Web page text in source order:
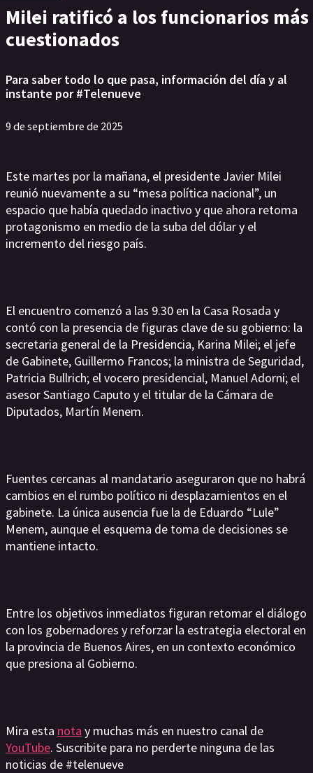
Milei ratificó a los funcionarios más
cuestionados
Para saber todo lo que pasa, información del día y al
instante por #Telenueve
9 de septiembre de 2025
Este martes por la mañana, el presidente Javier Milei
reunió nuevamente a su “mesa política nacional”, un
espacio que había quedado inactivo y que ahora retoma
protagonismo en medio de la suba del dólar y el
incremento del riesgo país.
El encuentro comenzó a las 9.30 en la Casa Rosada y
contó con la presencia de figuras clave de su gobierno: la
secretaria general de la Presidencia, Karina Milei; el jefe
de Gabinete, Guillermo Francos; la ministra de Seguridad,
Patricia Bullrich; el vocero presidencial, Manuel Adorni; el
asesor Santiago Caputo y el titular de la Cámara de
Diputados, Martín Menem.
Fuentes cercanas al mandatario aseguraron que no habrá
cambios en el rumbo político ni desplazamientos en el
gabinete. La única ausencia fue la de Eduardo “Lule”
Menem, aunque el esquema de toma de decisiones se
mantiene intacto.
Entre los objetivos inmediatos figuran retomar el diálogo
con los gobernadores y reforzar la estrategia electoral en
la provincia de Buenos Aires, en un contexto económico
que presiona al Gobierno.
Mira esta nota y muchas más en nuestro canal de
YouTube. Suscribite para no perderte ninguna de las
noticias de #telenueve